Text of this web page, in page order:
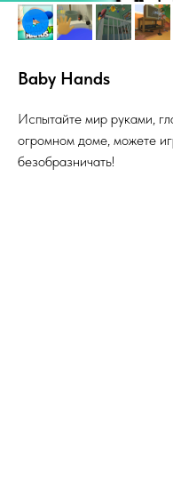
Baby Hands
Испытайте мир руками,
огромном доме, можете
безобразничать!